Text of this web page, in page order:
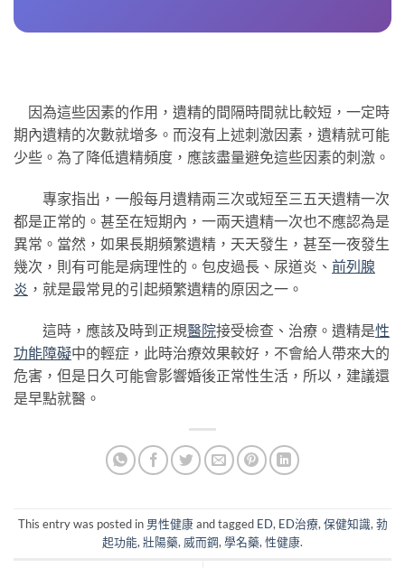
因為這些因素的作用，遺精的間隔時間就比較短，一定時
期內遺精的次數就增多。而沒有上述刺激因素，遺精就可能
少些。為了降低遺精頻度，應該盡量避免這些因素的刺激。
專家指出，一般每月遺精兩三次或短至三五天遺精一次
都是正常的。甚至在短期內，一兩天遺精一次也不應認為是
異常。當然，如果長期頻繁遺精，天天發生，甚至一夜發生
幾次，則有可能是病理性的。包皮過長、尿道炎、 前列腺
炎 ，就是最常見的引起頻繁遺精的原因之一。
這時，應該及時到正規醫院接受檢查、治療。遺精是性
功能障礙中的輕症，此時治療效果較好，不會給人帶來大的
危害，但是日久可能會影響婚後正常性生活，所以，建議還
是早點就醫。
This entry was posted in 男性健康and tagged ED, ED治療,保健知識,勃
起功能,壯陽藥, 威而鋼,學名藥,性健康.